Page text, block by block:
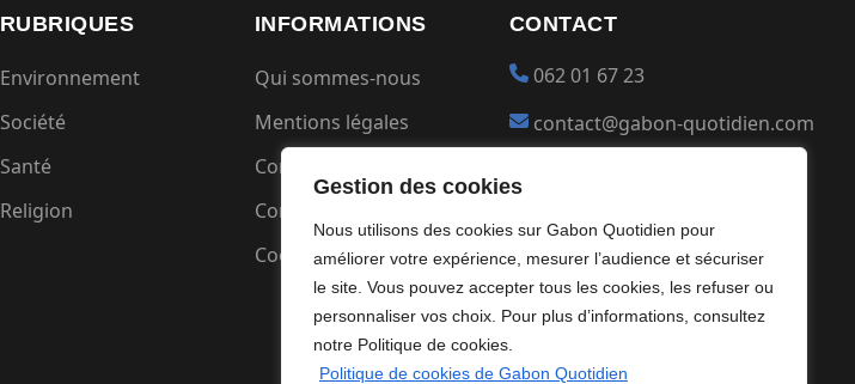
Gestion des cookies
Nous utilisons des cookies sur Gabon Quotidien pour
améliorer votre expérience, mesurer l’audience et sécuriser
le site. Vous pouvez accepter tous les cookies, les refuser ou
personnaliser vos choix. Pour plus d’informations, consultez
notre Politique de cookies.
Politique de cookies de Gabon Quotidien
RUBRIQUES
Environnement
Société
Santé
Religion
INFORMATIONS
Qui sommes-nous
Mentions légales
Conditions générales
Confidentialité
Cookies
CONTACT
062 01 67 23
contact@gabon-quotidien.com
Devenir partenaire